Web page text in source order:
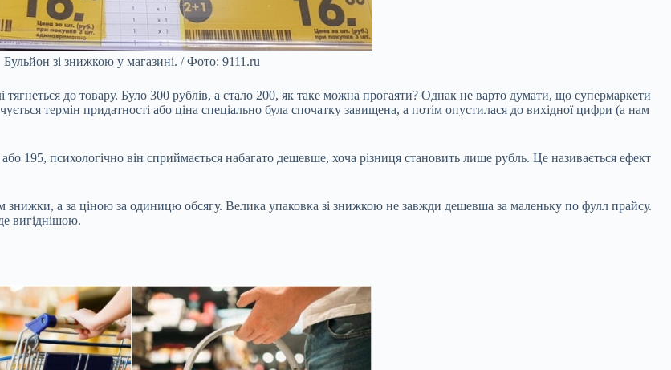
Бульйон зі знижкою у магазині. / Фото: 9111.ru
до товару. Було 300 рублів, а стало 200, як таке можна прогаяти? Однак не варто думати, що супермаркети
термін придатності або ціна спеціально була спочатку завищена, а потім опустилася до вихідної цифри (а нам
195, психологічно він сприймається набагато дешевше, хоча різниця становить лише рубль. Це називається ефект
знижки, а за ціною за одиницю обсягу. Велика упаковка зі знижкою не завжди дешевша за маленьку по фулл прайсу.
вигіднішою.